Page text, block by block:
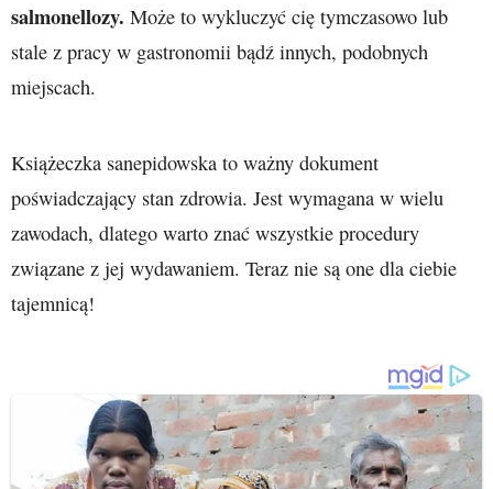
salmonellozy. Może to wykluczyć cię tymczasowo lub
stale z pracy w gastronomii bądź innych, podobnych
miejscach.
Książeczka sanepidowska to ważny dokument
poświadczający stan zdrowia. Jest wymagana w wielu
zawodach, dlatego warto znać wszystkie procedury
związane z jej wydawaniem. Teraz nie są one dla ciebie
tajemnicą!